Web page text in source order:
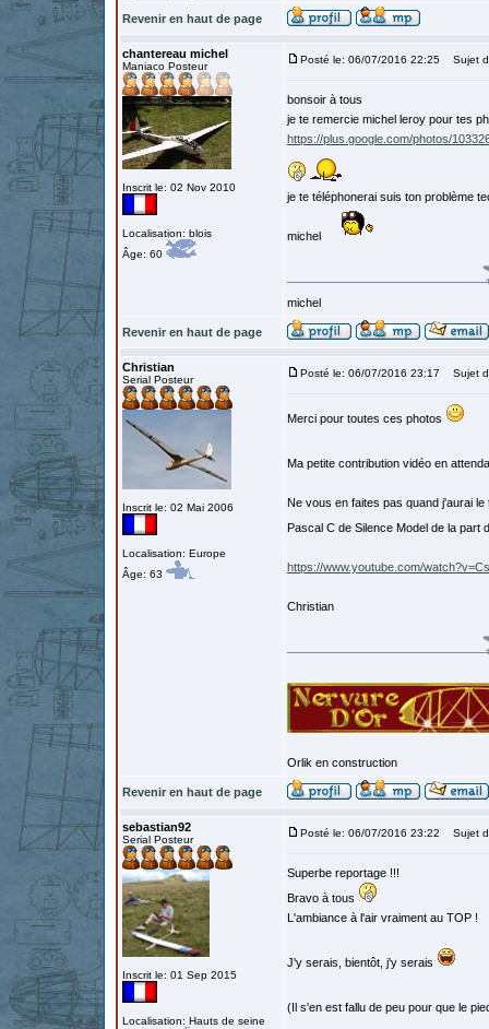
Revenir en haut de page
chantereau michel
Maniaco Posteur
Inscrit le: 02 Nov 2010
Localisation: blois
Âge: 60
Posté le: 06/07/2016 22:25 Sujet
bonsoir à tous
je te remercie michel leroy pour tes
https://plus.google.com/photos/
je te téléphonerai suis ton problème
michel
michel
Revenir en haut de page
Christian
Serial Posteur
Inscrit le: 02 Mai 2006
Localisation: Europe
Âge: 63
Posté le: 06/07/2016 23:17 Sujet
Merci pour toutes ces photos
Ma petite contribution vidéo en
Ne vous en faites pas quand j'aurai
Pascal C de Silence Model de la
https://www.youtube.com/
Christian
Orlik en construction
Revenir en haut de page
sebastian92
Serial Posteur
Inscrit le: 01 Sep 2015
Localisation: Hauts de seine
Posté le: 06/07/2016 23:22 Sujet
Superbe reportage !!!
Bravo à tous
L'ambiance à l'air vraiment au TOP !
J'y serais, bientôt, j'y serais
(Il s'en est fallu de peu pour que le